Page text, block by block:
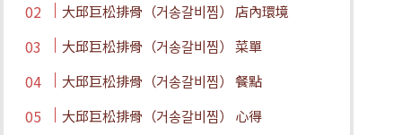
大邱巨松排骨（거송갈비찜） 店內環境
大邱巨松排骨（거송갈비찜） 菜單
大邱巨松排骨（거송갈비찜） 餐點
大邱巨松排骨（거송갈비찜） 心得